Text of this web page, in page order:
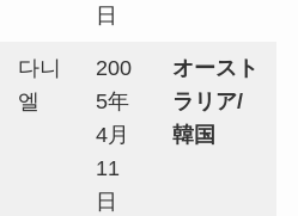
日
다니
엘
200
5年
4月
11
日
オースト
ラリア/
韓国